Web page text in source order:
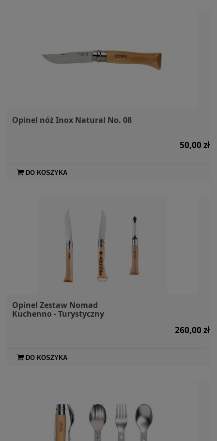
Opinel nóż Inox Natural No. 08
50,00 zł
DO KOSZYKA
Opinel Zestaw Nomad
Kuchenno - Turystyczny
260,00 zł
DO KOSZYKA